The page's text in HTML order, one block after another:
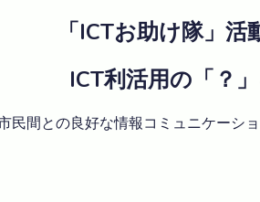
「ICTお助け隊」
ICT利活用の「？
民間との良好な情報コミュニケー